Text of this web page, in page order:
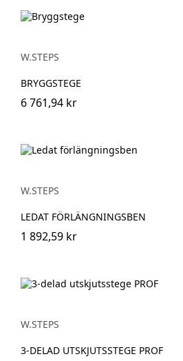
W.STEPS
BRYGGSTEGE
6 761,94 kr
W.STEPS
LEDAT FÖRLÄNGNINGSBEN
1 892,59 kr
W.STEPS
3-DELAD UTSKJUTSSTEGE PROF